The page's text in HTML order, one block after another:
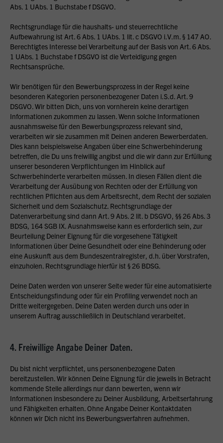
Abs. 1 UAbs. 1 Buchstabe f DSGVO.
Rechtsgrundlage für die haushalts- und steuerrechtliche
Aufbewahrung ist Art. 6 Abs. 1 UAbs. 1 lit. c DSGVO i.V.m. § 147 AO.
Berechtigtes Interesse bei Verarbeitung auf der Basis von Art. 6 Abs.
1 UAbs. 1 Buchstabe f DSGVO ist die Verteidigung gegen
Rechtsansprüche.
Wir benötigen für den Bewerbungsprozess in der Regel keine
besonderen Kategorien personenbezogener Daten i.S.d. Art. 9
DSGVO. Wir bitten Dich, uns von vornherein keine derartigen
Informationen zukommen zu lassen. Wenn solche Informationen
ausnahmsweise für den Bewerbungsprozess relevant sind,
verarbeiten wir sie zusammen mit Deinen anderen Bewerberdaten.
Dies kann beispielsweise Angaben über eine Schwerbehinderung
betreffen, die Du uns freiwillig angibst und die wir dann zur Erfüllung
unserer besonderen Verpflichtungen im Hinblick auf
Schwerbehinderte verarbeiten müssen. In diesen Fällen dient die
Verarbeitung der Ausübung von Rechten oder der Erfüllung von
rechtlichen Pflichten aus dem Arbeitsrecht, dem Recht der sozialen
Sicherheit und dem Sozialschutz. Rechtsgrundlage der
Datenverarbeitung sind dann Art. 9 Abs. 2 lit. b DSGVO, §§ 26 Abs. 3
BDSG, 164 SGB IX. Ausnahmsweise kann es erforderlich sein, zur
Beurteilung Deiner Eignung für die vorgesehene Tätigkeit
Informationen über Deine Gesundheit oder eine Behinderung oder
eine Auskunft aus dem Bundeszentralregister, d.h. über Vorstrafen,
einzuholen. Rechtsgrundlage hierfür ist § 26 BDSG.
Deine Daten werden von unserer Seite weder für eine automatisierte
Entscheidungsfindung oder für ein Profiling verwendet noch an
Dritte weitergegeben. Deine Daten werden durch uns oder in
unserem Auftrag ausschließlich in Deutschland verarbeitet.
4. Freiwillige Angabe Deiner Daten.
Du bist nicht verpflichtet, uns personenbezogene Daten
bereitzustellen. Wir können Deine Eignung für die jeweils in Betracht
kommende Stelle allerdings nur dann bewerten, wenn wir
Informationen insbesondere zu Deiner Ausbildung, Arbeitserfahrung
und Fähigkeiten erhalten. Ohne Angabe Deiner Kontaktdaten
können wir Dich nicht ins Bewerbungsverfahren aufnehmen.